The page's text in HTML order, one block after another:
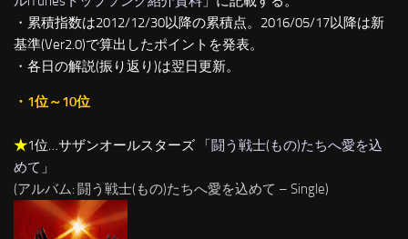
・累積指数は2012/12/30以降の累積点。2016/05/17以降は新
基準(Ver2.0)で算出したポイントを発表。
・各日の解説(振り返り)は翌日更新。
・1位～10位
★1位…サザンオールスターズ 「闘う戦士(もの)たちへ愛を込
めて 」
(アルバム: 闘う戦士(もの)たちへ愛を込めて – Single)